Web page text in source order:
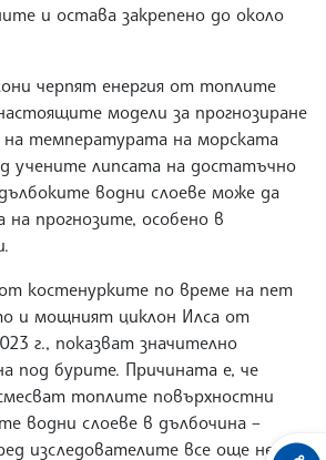
и остава закрепено до около
черпят енергия от топлите
модели за прогнозиране
температурата на морската
учените липсата на достатъчно
водни слоеве може да
прогнозите, особено в
костенурките по време на пет
и мощният циклон Илса от
г., показват значително
под бурите. Причината е, че
топлите повърхностни
водни слоеве в дълбочина –
изследователите все още не се